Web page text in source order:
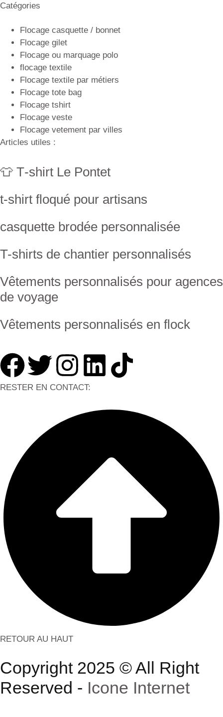
Catégories
Flocage casquette / bonnet
Flocage gilet
Flocage ou marquage polo
flocage textile
Flocage textile par métiers
Flocage tote bag
Flocage tshirt
Flocage veste
Flocage vetement par villes
Articles utiles :
👕 T‑shirt Le Pontet
t-shirt floqué pour artisans
casquette brodée personnalisée
T-shirts de chantier personnalisés
Vêtements personnalisés pour agences
de voyage
Vêtements personnalisés en flock
RESTER EN CONTACT:
RETOUR AU HAUT
Copyright 2025 © All Right
Reserved - Icone Internet